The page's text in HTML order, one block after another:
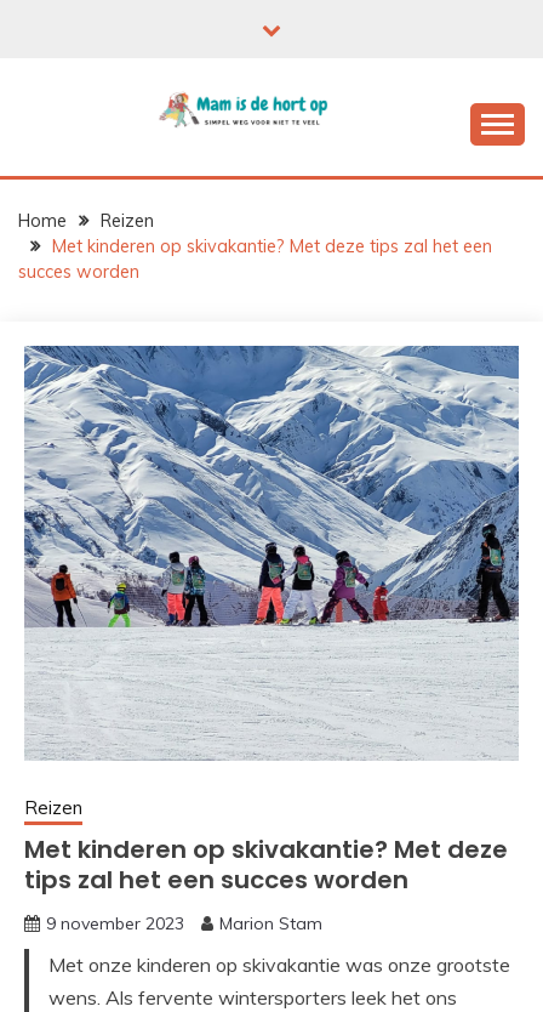
Home
Reizen
Met kinderen op skivakantie? Met deze tips zal het een
succes worden
Reizen
Met kinderen op skivakantie? Met deze
tips zal het een succes worden
9 november 2023 Marion Stam
Met onze kinderen op skivakantie was onze grootste
wens. Als fervente wintersporters leek het ons